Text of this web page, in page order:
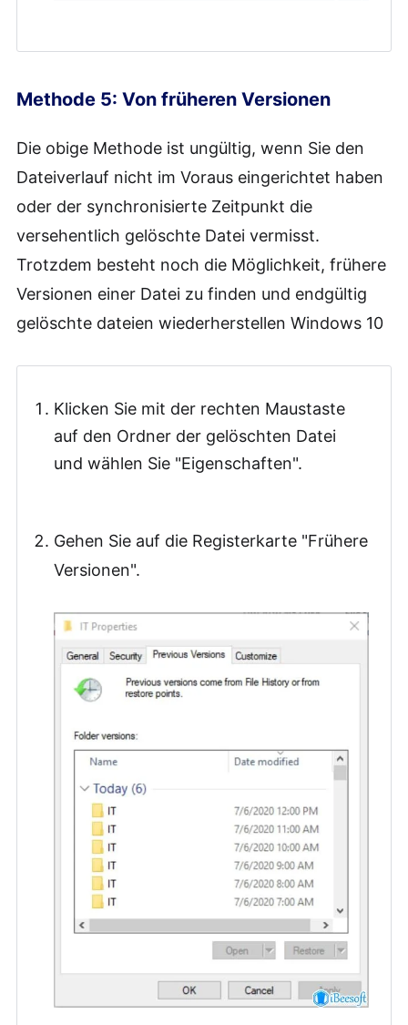
Methode 5: Von früheren Versionen
Die obige Methode ist ungültig, wenn Sie den
Dateiverlauf nicht im Voraus eingerichtet haben
oder der synchronisierte Zeitpunkt die
versehentlich gelöschte Datei vermisst.
Trotzdem besteht noch die Möglichkeit, frühere
Versionen einer Datei zu finden und endgültig
gelöschte dateien wiederherstellen Windows 10
Klicken Sie mit der rechten Maustaste
auf den Ordner der gelöschten Datei
und wählen Sie "Eigenschaften".
Gehen Sie auf die Registerkarte "Frühere
Versionen".